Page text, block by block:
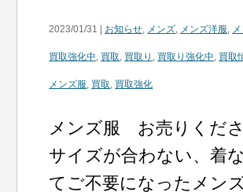
2023/01/31 | お知らせ, メンズ, メンズ洋服,
買取強化中, 買取, 買取り , 買取り強化中, 買取
メンズ服, 買取, 買取強化
メンズ服 お売りくださ
サイズが合わない、着
てご不要になったメン